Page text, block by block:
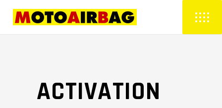
ACTIVATION